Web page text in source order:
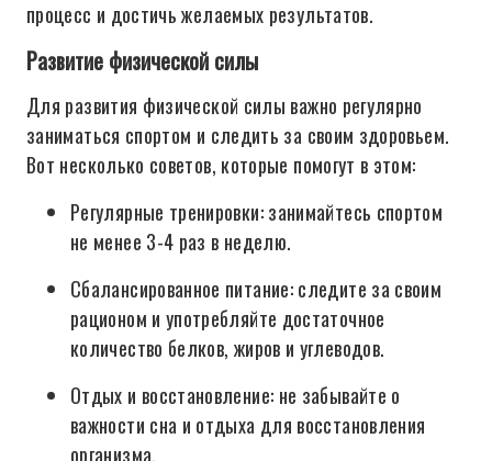
процесс и достичь желаемых результатов.
Развитие физической силы
Для развития физической силы важно регулярно
заниматься спортом и следить за своим здоровьем.
Вот несколько советов, которые помогут в этом:
Регулярные тренировки: занимайтесь спортом
не менее 3-4 раз в неделю.
Сбалансированное питание: следите за своим
рационом и употребляйте достаточное
количество белков, жиров и углеводов.
Отдых и восстановление: не забывайте о
важности сна и отдыха для восстановления
организма.